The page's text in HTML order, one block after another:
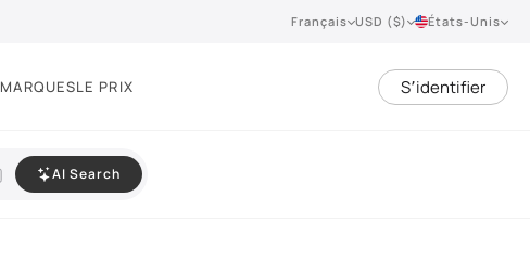
Français USD ($) États-Unis
MARQUESLE PRIX S՚identifier
AI Search